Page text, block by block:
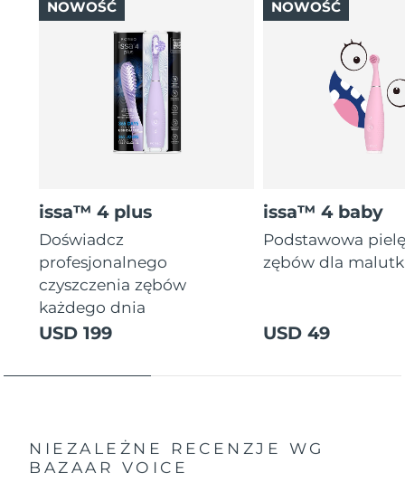
issa™ 4 plus
Doświadcz
profesjonalnego
czyszczenia zębów
każdego dnia
USD 199
NOWOŚĆ
issa™ 4 baby
Podstawowa
zębów dla
USD 49
NOWOŚĆ
NIEZALEŻNE RECENZJE
WG
BAZAAR VOICE